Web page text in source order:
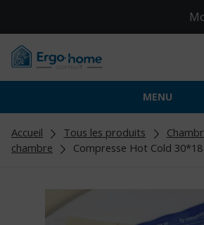
MENU
Accueil Tous les produits
chambre
Compresse Hot Cold 30*18